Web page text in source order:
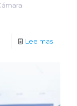
Lee mas